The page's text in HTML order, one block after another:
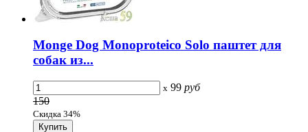
Monge Dog Monoproteico Solo паштет для
собак из...
x 99 руб
150
Скидка 34%